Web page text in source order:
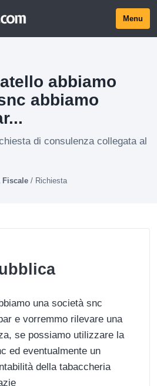
Menu
abbiamo
abbiamo
di consulenza collegata al
Fiscale / Richiesta
una società snc
e vorremmo rilevare una
se possiamo utilizzare la
ed eventualmente un
della tabaccheria